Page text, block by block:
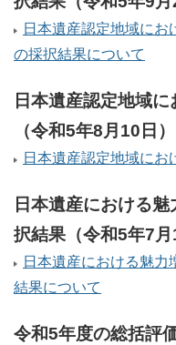
日本遺産認定地域に
の採択結果について
日本遺産認定地域
（令和5年8月10日）
日本遺産認定地域にお
日本遺産における
択結果（令和5年7月
日本遺産における魅力
結果について
令和5年度の総括評